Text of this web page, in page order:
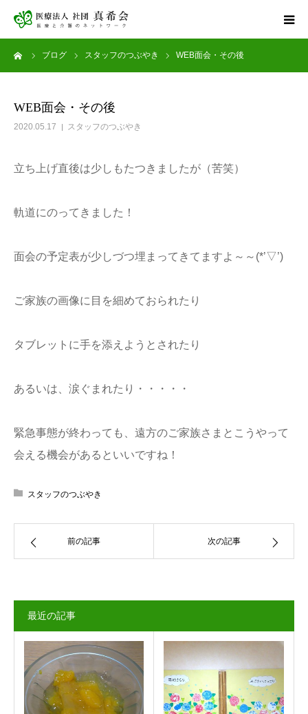
ブログ スタッフのつぶやき WEB面会・その後
WEB面会・その後
2020.05.17 スタッフのつぶやき
立ち上げ直後は少しもたつきましたが（苦笑）
軌道にのってきました！
面会の予定表が少しづつ埋まってきてますよ～～(*’▽’)
ご家族の画像に目を細めておられたり
タブレットに手を添えようとされたり
あるいは、涙ぐまれたり・・・・・
緊急事態が終わっても、遠方のご家族さまとこうやって
会える機会があるといいですね！
スタッフのつぶやき
前の記事 次の記事
最近の記事
ホーム
アグナス住吉公園
採用情報
お問い合わせ